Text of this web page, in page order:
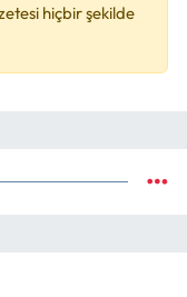
hiçbir şekilde